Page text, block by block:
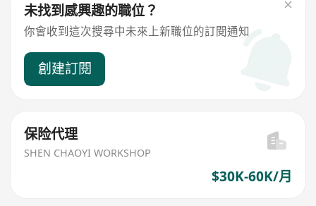
未找到感興趣的職位？
你會收到這次搜尋中未來上新職位的訂閱通知
創建訂閱
保险代理
SHEN CHAOYI WORKSHOP
$30K-60K/月